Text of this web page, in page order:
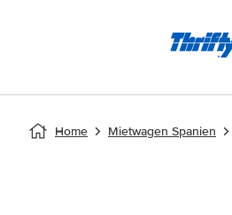
Home Mietwagen Spanien